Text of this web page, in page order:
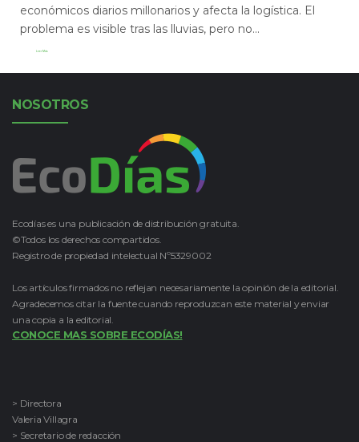
económicos diarios millonarios y afecta la logística. El
problema es visible tras las lluvias, pero no...
Leer Más
NOSOTROS
Ecodías es una publicación de distribución gratuita.
©Todos los derechos compartidos.
Registro de propiedad intelectual Nº5329002
Los artículos firmados no reflejan necesariamente la opinión de la editorial.
Agradecemos citar la fuente cuando reproduzcan este material y enviar
una copia a la editorial.
CONOCE MAS SOBRE ECODÍAS!
> Directora
Valeria Villagra
> Secretario de redacción